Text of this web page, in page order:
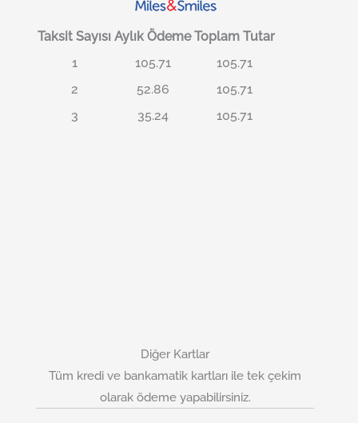
Taksit Sayısı Aylık Ödeme Toplam Tutar
1
105.71
105.71
2
52.86
105.71
3
35.24 105.71
Diğer Kartlar
Tüm kredi ve bankamatik kartları ile tek çekim
olarak ödeme yapabilirsiniz.